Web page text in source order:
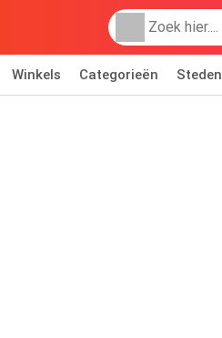
Winkels Categorieën Steden